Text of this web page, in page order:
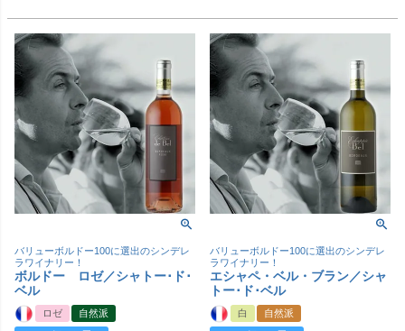
バリューボルドー100に選出のシンデレ
ラワイナリー！
ボルドー ロゼ／シャトー･ド･
ベル
ロゼ
自然派
バリューボルドー100に選出のシンデレ
ラワイナリー！
エシャペ・ベル・ブラン／シャ
トー･ド･ベル
白
自然派